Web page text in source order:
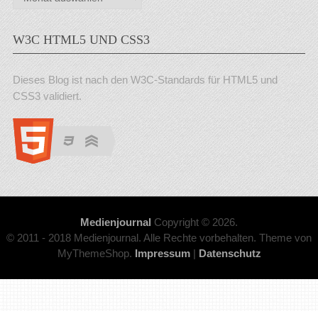
W3C HTML5 UND CSS3
Dieses Blog ist nach den W3C-Standards für HTML5 und
CSS3 validiert.
Medienjournal Copyright © 2026.
© 2011 - 2018 Medienjournal. Alle Rechte vorbehalten. Theme von
MyThemeShop. Impressum| Datenschutz